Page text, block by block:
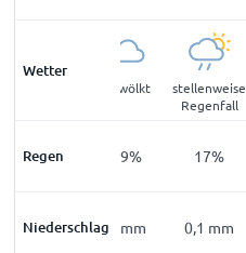
Wetter
bewölkt
stellenweise
Regenfall
Regen
43% 19% 17%
Niederschlag
0 mm 0 mm 0,1 mm